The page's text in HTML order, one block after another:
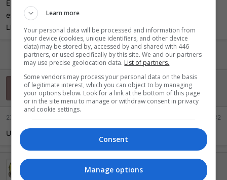
É estranho querer trocar o LBP pelo LBP goty, portanto, eu
estou procurando um LBP GOTY, e estou vendendo o meu
LBP...
M MrTiberio
Ser evoluído
27 Novembro 2010 #2
Upzinho
Learn more
Your personal data will be processed and information from
your device (cookies, unique identifiers, and other device
data) may be stored by, accessed by and shared with 446
partners, or used specifically by this site. We and our partners
may use precise geolocation data. List of partners.
Some vendors may process your personal data on the basis
of legitimate interest, which you can object to by managing
your options below. Look for a link at the bottom of this page
or in the site menu to manage or withdraw consent in privacy
and cookie settings.
Consent
Manage options